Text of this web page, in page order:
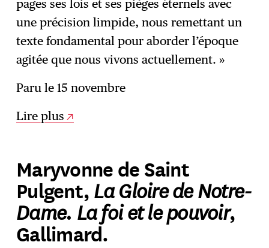
pages ses lois et ses pièges éternels avec
une précision limpide, nous remettant un
texte fondamental pour aborder l’époque
agitée que nous vivons actuellement. »
Paru le 15 novembre
Lire plus
Maryvonne de Saint
Pulgent,La Gloire de Notre-
Dame. La foi et le pouvoir,
Gallimard.